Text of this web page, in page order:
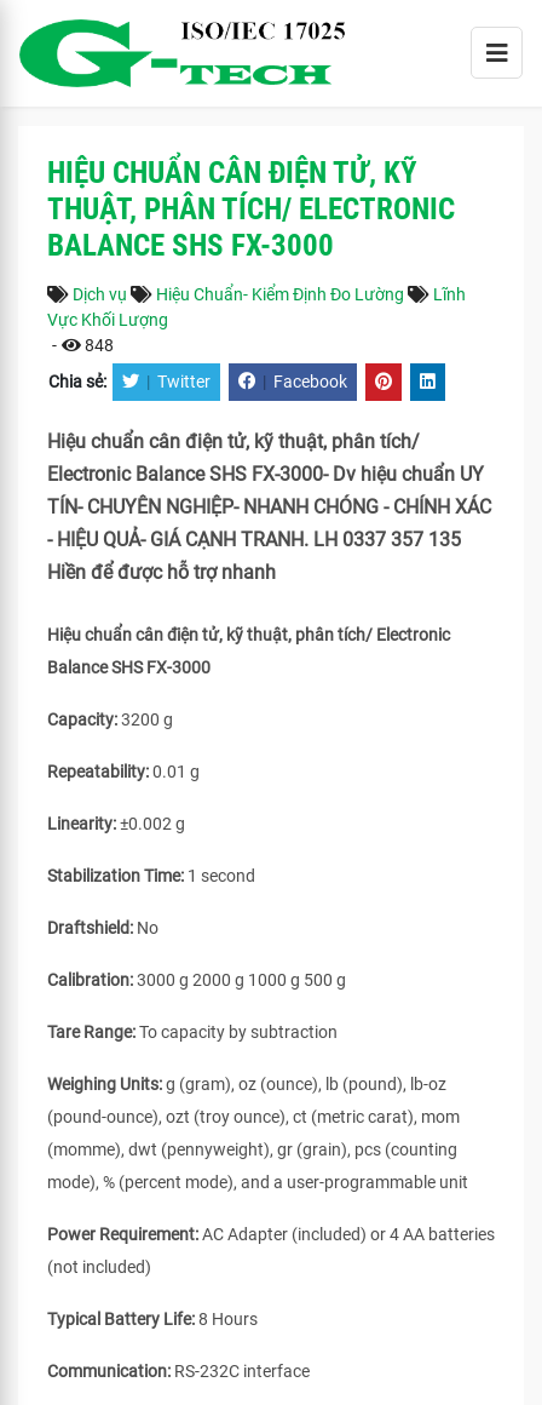
HIỆU CHUẨN CÂN ĐIỆN TỬ, KỸ
THUẬT, PHÂN TÍCH/ ELECTRONIC
BALANCE SHS FX-3000
Dịch vụ Hiệu Chuẩn- Kiểm Định Đo Lường
Lĩnh
Vực Khối Lượng
-
848
Chia sẻ: | Twitter | Facebook
Hiệu chuẩn cân điện tử, kỹ thuật, phân tích/
Electronic Balance SHS FX-3000- Dv hiệu chuẩn UY
TÍN- CHUYÊN NGHIỆP- NHANH CHÓNG - CHÍNH XÁC
- HIỆU QUẢ- GIÁ CẠNH TRANH. LH 0337 357 135
Hiền để được hỗ trợ nhanh
Hiệu chuẩn cân điện tử, kỹ thuật, phân tích/ Electronic
Balance SHS FX-3000
Capacity:3200 g
Repeatability:0.01 g
Linearity:±0.002 g
Stabilization Time: 1 second
Draftshield: No
Calibration:3000 g 2000 g 1000 g 500 g
Tare Range:To capacity by subtraction
Weighing Units:g (gram), oz (ounce), lb (pound), lb-oz
(pound-ounce), ozt (troy ounce), ct (metric carat), mom
(momme), dwt (pennyweight), gr (grain), pcs (counting
mode), % (percent mode), and a user-programmable unit
Power Requirement:AC Adapter (included) or 4 AA batteries
(not included)
Typical Battery Life:8 Hours
Communication: RS-232C interface